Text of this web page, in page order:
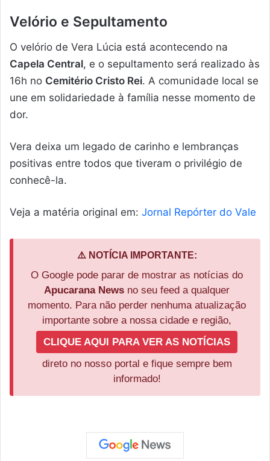
Velório e Sepultamento
O velório de Vera Lúcia está acontecendo na
Capela Central, e o sepultamento será realizado às
16h no Cemitério Cristo Rei. A comunidade local se
une em solidariedade à família nesse momento de
dor.
Vera deixa um legado de carinho e lembranças
positivas entre todos que tiveram o privilégio de
conhecê-la.
Veja a matéria original em: Jornal Repórter do Vale
⚠️ NOTÍCIA IMPORTANTE:
O Google pode parar de mostrar as notícias do
Apucarana News no seu feed a qualquer
momento. Para não perder nenhuma atualização
importante sobre a nossa cidade e região,
CLIQUE AQUI PARA VER AS NOTÍCIAS
direto no nosso portal e fique sempre bem
informado!